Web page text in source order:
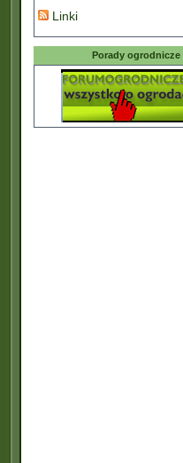
Linki
Porady ogrodnicze